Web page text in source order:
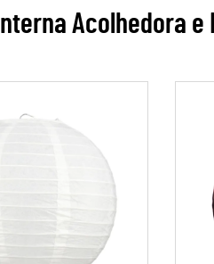
Acolhedora